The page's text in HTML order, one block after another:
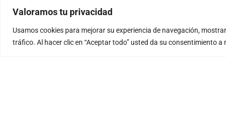
Valoramos tu privacidad
Usamos cookies para mejorar su experiencia de navegación,
tráfico. Al hacer clic en “Aceptar todo” usted da su consentimiento a